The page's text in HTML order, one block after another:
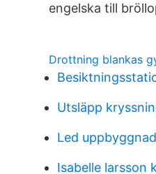
engelska till
Drottning blankas
Utsläpp
Led uppbyggnad
Isabelle larsson